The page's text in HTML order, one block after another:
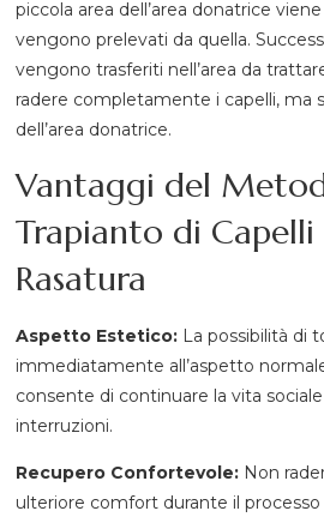
piccola area dell’area donatrice
vengono prelevati da quella.
vengono trasferiti nell’area da
radere completamente i capelli, ma
dell’area donatrice.
Vantaggi del
Trapianto di Capelli
Rasatura
Aspetto Estetico: La possibilità di
immediatamente all’aspetto
consente di continuare la vita
interruzioni.
Recupero Confortevole: Non
ulteriore comfort durante il